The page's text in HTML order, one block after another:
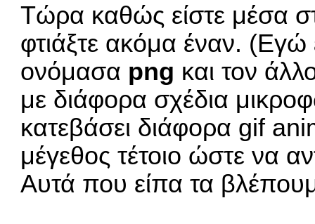
Τώρα καθώς είστε μέσα
φτιάξτε ακόμα έναν. (Εγώ
ονόμασα png και τον
με διάφορα σχέδια
κατεβάσει διάφορα gif
μέγεθος τέτοιο ώστε να
Αυτά που είπα τα